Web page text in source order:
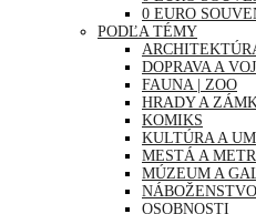
0 EURO
PODĽA TÉMY
DOPRAVA A
FAUNA | ZOO
HRADY A
KOMIKS
KULTÚRA A
MESTÁ A
MÚZEUM A
OSOBNOSTI